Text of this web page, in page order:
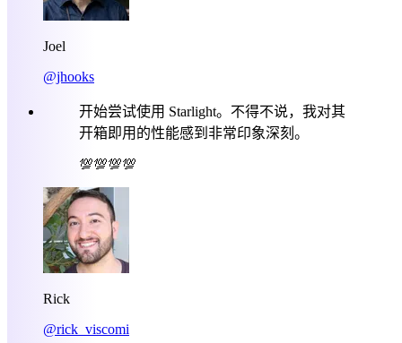
Joel
@jhooks
开始尝试使用 Starlight。不得不说，我对其
开箱即用的性能感到非常印象深刻。
💯💯💯💯
Rick
@rick_viscomi